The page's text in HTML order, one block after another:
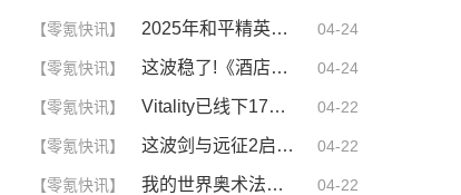
【零氪快讯】 2025年和平精英CDKEY兑换码领取方法及使用技巧 04-24
【零氪快讯】 这波稳了!《酒店激战》1-5集免费观看中文版，网友疯狂推荐！ 04-24
【零氪快讯】 Vitality已线下17连胜，追平Astralis并列第三 04-22
【零氪快讯】 这波剑与远征2启程兑换码！手慢无，速存！ 04-22
【零氪快讯】 我的世界奥术法杖咋升级,石块做法有哪些 04-22